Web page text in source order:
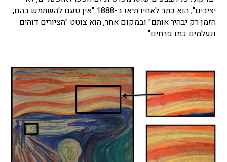
יציבים", הוא כתב לאחיו תיאו ב-1888 "אין טעם להשתמש בהם,
הזמן רק יבהיר אותם" ובמקום אחר, הוא צוטט "הציורים דוהים
ונעלמים כמו פרחים".